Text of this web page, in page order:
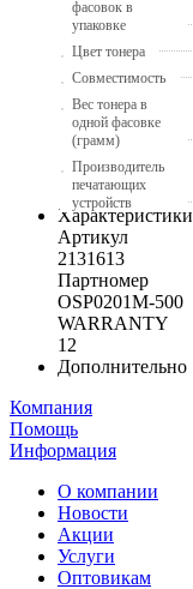
фасовок в
упаковке
Цвет тонера
Совместимость
Вес тонера в
одной фасовке
(грамм)
Производитель
печатающих
устройств
Характеристики
Артикул
2131613
Партномер
OSP0201M-500
WARRANTY
12
Дополнительно
Компания
Помощь
Информация
О компании
Новости
Акции
Услуги
Оптовикам